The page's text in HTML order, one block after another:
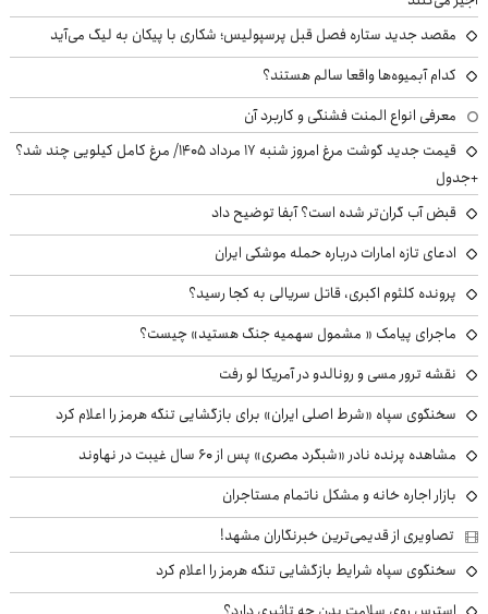
مقصد جدید ستاره فصل قبل پرسپولیس؛ شکاری با پیکان به لیگ می‌آید
کدام آبمیوه‌ها واقعا سالم هستند؟
معرفی انواع المنت فشنگی و کاربرد آن
قیمت جدید گوشت مرغ امروز شنبه ۱۷ مرداد ۱۴۰۵/ مرغ کامل کیلویی چند شد؟
+جدول
قبض آب گران‌تر شده است؟ آبفا توضیح داد
ادعای تازه امارات درباره حمله موشکی ایران
پرونده کلثوم اکبری، قاتل سریالی به کجا رسید؟
ماجرای پیامک « مشمول سهمیه جنگ هستید» چیست؟
نقشه ترور مسی و رونالدو در آمریکا لو رفت
سخنگوی سپاه «شرط اصلی ایران» برای بازگشایی تنگه هرمز را اعلام کرد
مشاهده پرنده نادر «شبگرد مصری» پس از ۶۰ سال غیبت در نهاوند
بازار اجاره خانه و مشکل ناتمام مستاجران
تصاویری از قدیمی‌ترین خبرنگاران مشهد!
سخنگوی سپاه شرایط بازگشایی تنگه هرمز را اعلام کرد